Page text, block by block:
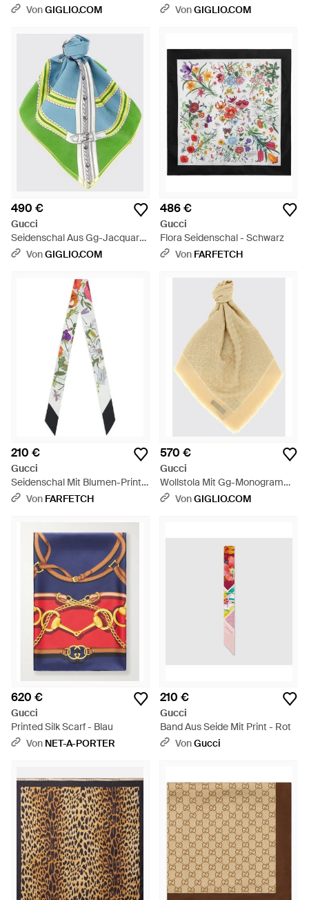
GrünVonGIGLIO.COM
VonGIGLIO.COM
490 €
Gucci
Seidenschal Aus Gg-Jacquard
- Grün
VonGIGLIO.COM
486 €
Gucci
Flora Seidenschal - Schwarz
Von FARFETCH
210 €
Gucci
Seidenschal Mit Blumen-Print -
WeißVon FARFETCH
570 €
Gucci
Wollstola Mit Gg-Monogramm
- Mettallic
VonGIGLIO.COM
620 €
Gucci
Printed Silk Scarf - Blau
Von NET-A-PORTER
210 €
Gucci
Band Aus Seide Mit Print - Rot
VonGucci